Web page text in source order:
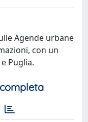
Agende urbane
con un
Puglia.